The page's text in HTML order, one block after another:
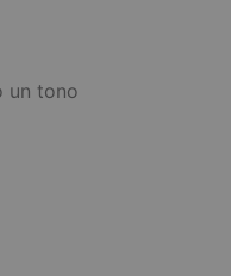
un tono